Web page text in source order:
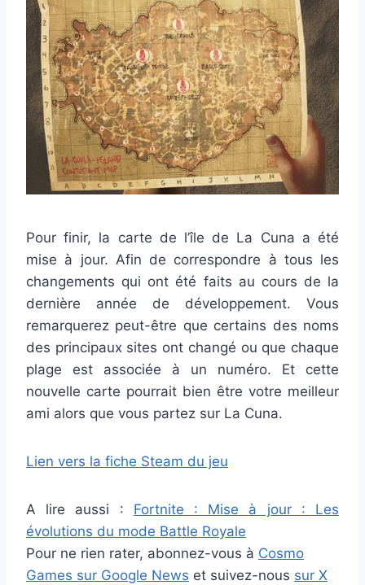
Pour finir, la carte de l’île de La Cuna a été
mise à jour. Afin de correspondre à tous les
changements qui ont été faits au cours de la
dernière année de développement. Vous
remarquerez peut-être que certains des noms
des principaux sites ont changé ou que chaque
plage est associée à un numéro. Et cette
nouvelle carte pourrait bien être votre meilleur
ami alors que vous partez sur La Cuna.
Lien vers la fiche Steam du jeu
A lire aussi : Fortnite : Mise à jour : Les
évolutions du mode Battle Royale
Pour ne rien rater, abonnez-vous à Cosmo
Games sur Google News et suivez-nous sur X